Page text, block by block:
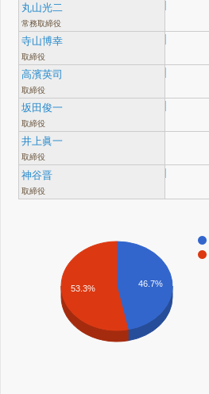
丸山光二
常務取締役
寺山博幸
取締役
高濱英司
取締役
坂田俊一
取締役
井上眞一
取締役
神谷晋
取締役
46.7%
53.3%